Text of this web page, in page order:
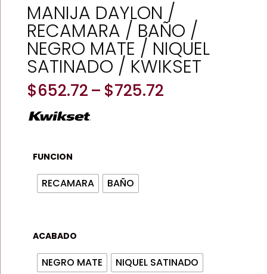
MANIJA DAYLON /
RECAMARA / BAÑO /
NEGRO MATE / NIQUEL
SATINADO / KWIKSET
$652.72– $725.72Price
FUNCION
RECAMARA BAÑO
ACABADO
NEGRO MATE NIQUEL SATINADO